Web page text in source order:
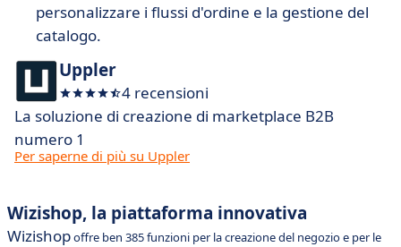
personalizzare i flussi d'ordine e la gestione del
catalogo.
Uppler
4 recensioni
La soluzione di creazione di marketplace B2B
numero 1
Per saperne di più su Uppler
Wizishop, la piattaforma innovativa
Wizishopoffre ben 385 funzioni per la creazione del negozio e per le